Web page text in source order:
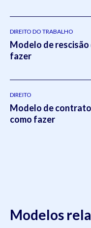
pela editoraViseu.
DIREITO DO TRABALHO
Modelo de
fazer
DIREITO
Modelo de
como fazer
Modelos